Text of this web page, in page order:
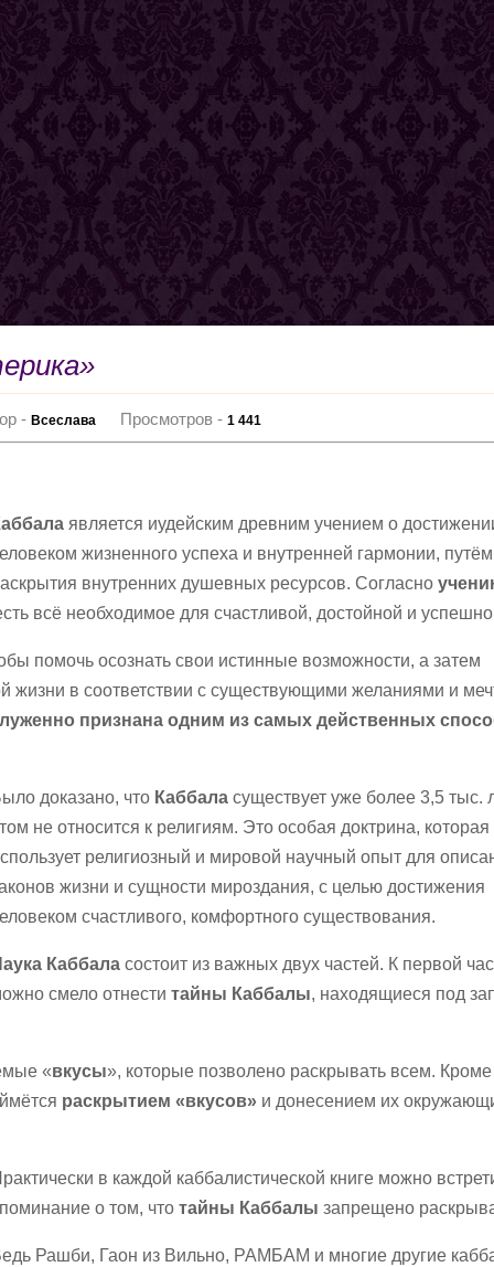
-Всеслава Просмотров -1 441
является иудейским древним учением о
жизненного успеха и внутренней гармонии, путём
внутренних душевных ресурсов. Согласно
всё необходимое для счастливой, достойной и
помочь осознать свои истинные возможности, а затем
жизни в соответствии с существующими желаниями и
признана одним из самых действенных
доказано, что Каббала существует уже более 3,5 тыс.
не относится к религиям. Это особая доктрина, которая
религиозный и мировой научный опыт для
жизни и сущности мироздания, с целью достижения
счастливого, комфортного существования.
Каббаласостоит из важных двух частей. К первой
смело отнеститайны Каббалы, находящиеся под
«вкусы», которые позволено раскрывать всем. Кроме
раскрытием «вкусов» и донесением их
в каждой каббалистической книге можно
о том, чтотайны Каббалы запрещено
Рашби, Гаон из Вильно, РАМБАМ и многие другие